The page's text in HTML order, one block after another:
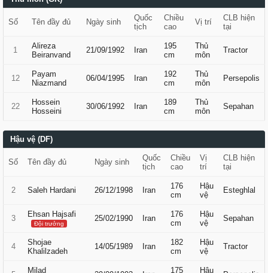
Số Tên đầy đủ Ngày sinh
Quốc
tịch
Chiều
cao
Vị trí
CLB hiện
tại
1
Alireza
Beiranvand
21/09/1992 Iran
195
cm
Thủ
môn
Tractor
12
Payam
Niazmand
06/04/1995 Iran
192
cm
Thủ
môn
Persepolis
22
Hossein
Hosseini
30/06/1992 Iran
189
cm
Thủ
môn
Sepahan
Hậu vệ (DF)
Số Tên đầy đủ Ngày sinh
Quốc
tịch
Chiều
cao
Vị
trí
CLB hiện
tại
2 Saleh Hardani 26/12/1998 Iran
176
cm
Hậu
vệ
Esteghlal
3 Ehsan Hajsafi
Đội trưởng
25/02/1990 Iran
176
cm
Hậu
vệ
Sepahan
4
Shojae
Khalilzadeh
14/05/1989 Iran
182
cm
Hậu
vệ
Tractor
Milad
175
Hậu